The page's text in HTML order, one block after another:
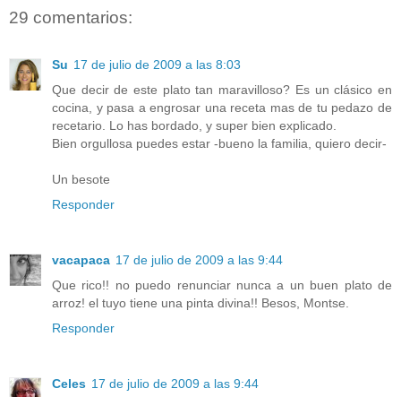
29 comentarios:
Su 17 de julio de 2009 a las 8:03
Que decir de este plato tan maravilloso? Es un clásico en
cocina, y pasa a engrosar una receta mas de tu pedazo de
recetario. Lo has bordado, y super bien explicado.
Bien orgullosa puedes estar -bueno la familia, quiero decir-
Un besote
Responder
vacapaca 17 de julio de 2009 a las 9:44
Que rico!! no puedo renunciar nunca a un buen plato de
arroz! el tuyo tiene una pinta divina!! Besos, Montse.
Responder
Celes 17 de julio de 2009 a las 9:44